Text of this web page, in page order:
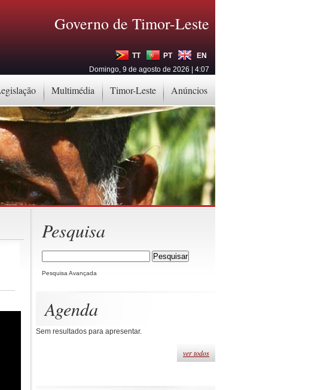
Multimédia Timor-Leste Anúncios
Governo de Timor-Leste
TT PT
EN
Domingo, 9 de agosto de 2026 | 4:07
Pesquisa
Pesquisa Avançada
Agenda
Sem resultados para apresentar.
ver todos